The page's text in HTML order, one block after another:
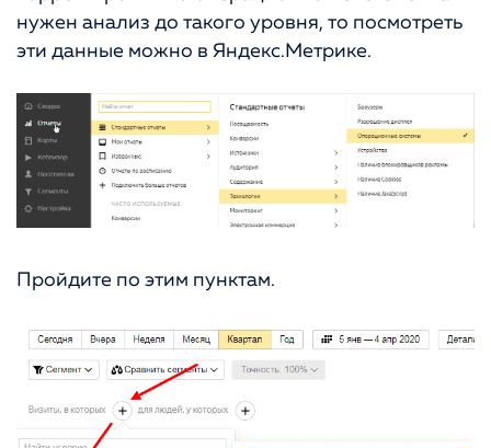
нужен анализ до такого уровня, то посмотреть
эти данные можно в Яндекс.Метрике.
Пройдите по этим пунктам.